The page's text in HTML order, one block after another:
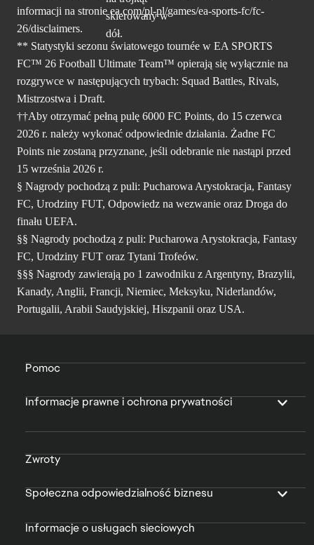
informacji na stronie ea.com/pl-pl/games/ea-sports-fc/fc-
26/disclaimers.
** Statystyki sezonu światowego tournée w EA SPORTS
FC™ 26 Football Ultimate Team™ opierają się wyłącznie na
rozgrywce w następujących trybach: Squad Battles, Rivals,
Mistrzostwa i Draft.
††Aby otrzymać pełną pulę 6000 FC Points, do 15 czerwca
2026 r. należy wykonać odpowiednie działania. Żadne FC
Points nie zostaną przyznane, jeśli odebranie nie nastąpi przed
15 września 2026 r.
§ Nagrody pochodzą z puli: Pucharowa Arystokracja, Fantasy
FC, Urodziny FUT, Odpowiedz na wezwanie oraz Droga do
finału UEFA.
§§ Nagrody pochodzą z puli: Pucharowa Arystokracja, Fantasy
FC, Urodziny FUT oraz Tytani Trofeów.
§§§ Nagrody zawierają po 1 zawodniku z Argentyny, Brazylii,
Kanady, Anglii, Francji, Niemiec, Meksyku, Niderlandów,
Portugalii, Arabii Saudyjskiej, Hiszpanii oraz USA.
Pomoc
Informacje prawne i ochrona prywatności
Zwroty
Społeczna odpowiedzialność biznesu
Informacje o usługach sieciowych